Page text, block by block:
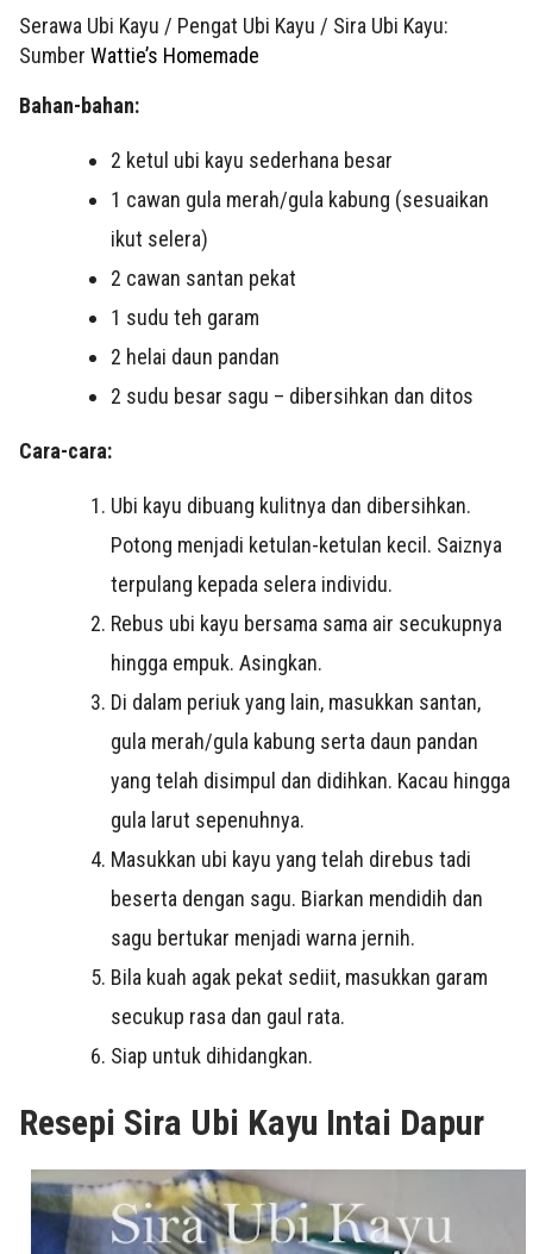
Serawa Ubi Kayu / Pengat Ubi Kayu / Sira Ubi Kayu:
Sumber Wattie’s Homemade
Bahan-bahan:
2 ketul ubi kayu sederhana besar
1 cawan gula merah/gula kabung (sesuaikan
ikut selera)
2 cawan santan pekat
1 sudu teh garam
2 helai daun pandan
2 sudu besar sagu – dibersihkan dan ditos
Cara-cara:
Ubi kayu dibuang kulitnya dan dibersihkan.
Potong menjadi ketulan-ketulan kecil. Saiznya
terpulang kepada selera individu.
Rebus ubi kayu bersama sama air secukupnya
hingga empuk. Asingkan.
Di dalam periuk yang lain, masukkan santan,
gula merah/gula kabung serta daun pandan
yang telah disimpul dan didihkan. Kacau hingga
gula larut sepenuhnya.
Masukkan ubi kayu yang telah direbus tadi
beserta dengan sagu. Biarkan mendidih dan
sagu bertukar menjadi warna jernih.
Bila kuah agak pekat sediit, masukkan garam
secukup rasa dan gaul rata.
Siap untuk dihidangkan.
Resepi Sira Ubi Kayu Intai Dapur